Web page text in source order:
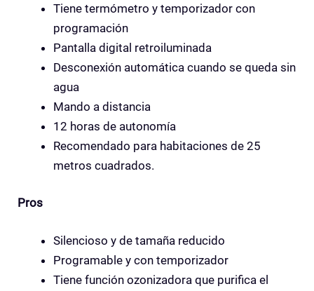
Tiene termómetro y temporizador con
programación
Pantalla digital retroiluminada
Desconexión automática cuando se queda sin
agua
Mando a distancia
12 horas de autonomía
Recomendado para habitaciones de 25
metros cuadrados.
Pros
Silencioso y de tamaña reducido
Programable y con temporizador
Tiene función ozonizadora que purifica el